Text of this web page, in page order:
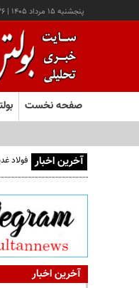
پنجشنبه ۱۵ مرداد ۱۴۰۵ |
صفحه نخست
آخرین اخبار فولاد
آخرین اخبار